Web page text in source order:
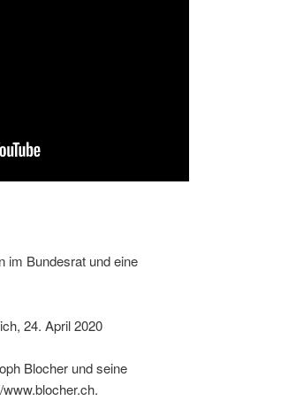
im Bundesrat und eine
24. April 2020
Blocher und seine